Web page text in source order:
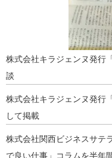
株式会社キラジェンヌ発行
談
株式会社キラジェンヌ発行
して掲載
株式会社関西ビジネスサテ
で良い仕事」コラムを半年